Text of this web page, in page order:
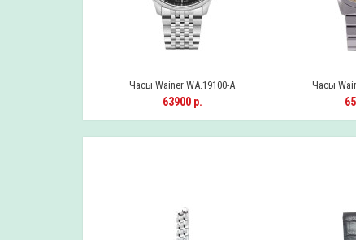
Часы Wainer WA.19100-A
63900 р.
Часы